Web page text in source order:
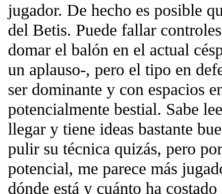
jugador. De hecho es posible
del Betis. Puede fallar
domar el balón en el actual
un aplauso-, pero el tipo en
ser dominante y con espacios
potencialmente bestial. Sabe
llegar y tiene ideas bastante
pulir su técnica quizás, pero
potencial, me parece más
dónde está y cuánto ha